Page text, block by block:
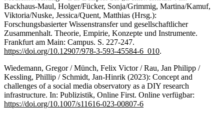
Backhaus-Maul, Holger/Fücker, Sonja/Grimmig, Martina/Kamuf,
Viktoria/Nuske, Jessica/Quent, Matthias (Hrsg.):
Forschungsbasierter Wissenstransfer und gesellschaftlicher
Zusammenhalt. Theorie, Empirie, Konzepte und Instrumente.
Frankfurt am Main: Campus. S. 227-247.
https://doi.org/10.12907/978-3-593-45584-6_010.
Wiedemann, Gregor / Münch, Felix Victor / Rau, Jan Philipp /
Kessling, Phillip / Schmidt, Jan-Hinrik (2023): Concept and
challenges of a social media observatory as a DIY research
infrastructure. In: Publizistik, Online First. Online verfügbar:
https://doi.org/10.1007/s11616-023-00807-6